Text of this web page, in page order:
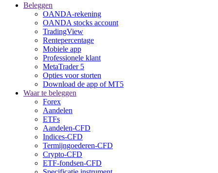
Beleggen
OANDA-rekening
OANDA stocks account
TradingView
Rentepercentage
Mobiele app
Professionele klant
MetaTrader 5
Opties voor storten
Download de app of MT5
Waar te beleggen
Forex
Aandelen
ETFs
Aandelen-CFD
Indices-CFD
Termijngoederen-CFD
Crypto-CFD
ETF-fondsen-CFD